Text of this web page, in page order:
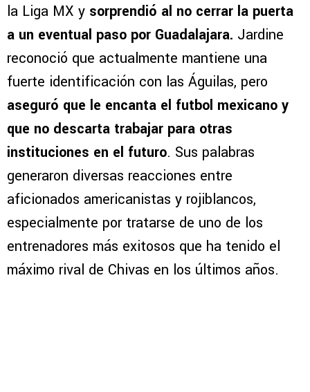
la Liga MX y sorprendió al no cerrar la puerta
a un eventual paso por Guadalajara. Jardine
reconoció que actualmente mantiene una
fuerte identificación con las Águilas, pero
aseguró que le encanta el futbol mexicano y
que no descarta trabajar para otras
instituciones en el futuro. Sus palabras
generaron diversas reacciones entre
aficionados americanistas y rojiblancos,
especialmente por tratarse de uno de los
entrenadores más exitosos que ha tenido el
máximo rival de Chivas en los últimos años.